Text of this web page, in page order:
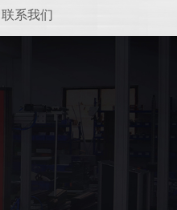
联系我们